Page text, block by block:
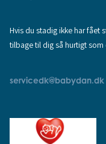
Hvis du stadig ikke har fået
tilbage til dig så hurtigt
servicedk@babydan.dk